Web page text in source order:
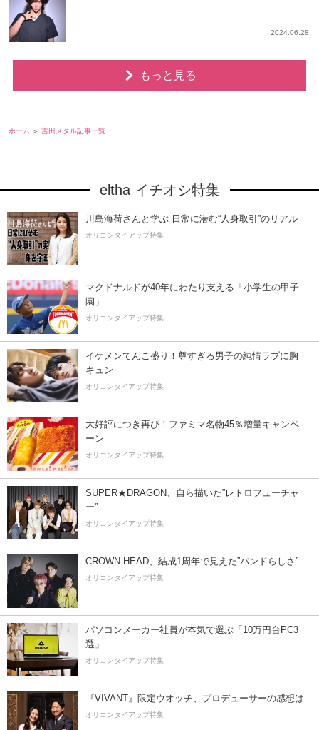
2024.06.28
もっと見る
ホーム 吉田メタル記事一覧
eltha イチオシ特集
川島海荷さんと学ぶ 日常に潜む“人身取引”のリアル
オリコンタイアップ特集
マクドナルドが40年にわたり支える「小学生の甲子
園」
オリコンタイアップ特集
イケメンてんこ盛り！尊すぎる男子の純情ラブに胸
キュン
オリコンタイアップ特集
大好評につき再び！ファミマ名物45％増量キャンペ
ーン
オリコンタイアップ特集
SUPER★DRAGON、自ら描いた”レトロフューチャ
ー”
オリコンタイアップ特集
CROWN HEAD、結成1周年で見えた”バンドらしさ”
オリコンタイアップ特集
パソコンメーカー社員が本気で選ぶ「10万円台PC3
選」
オリコンタイアップ特集
『VIVANT』限定ウオッチ、プロデューサーの感想は
オリコンタイアップ特集